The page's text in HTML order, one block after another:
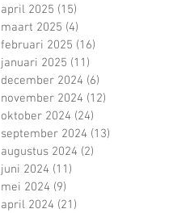
april 2025 (15)
maart 2025 (4)
februari 2025 (16)
januari 2025 (11)
december 2024 (6)
november 2024 (12)
oktober 2024 (24)
september 2024 (13)
augustus 2024 (2)
juni 2024 (11)
mei 2024 (9)
april 2024 (21)